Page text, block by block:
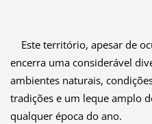
Este território, apesar de
encerra uma considerável
ambientes naturais,
tradições e um leque amplo
qualquer época do ano.